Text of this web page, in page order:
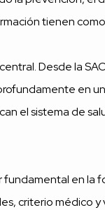
tienen
Desde la
en
el sistema de
en
criterio médico